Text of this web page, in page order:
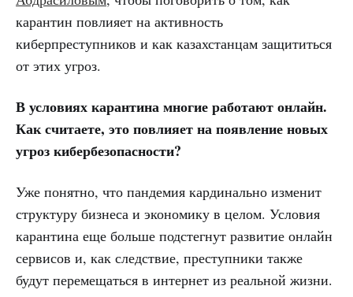
карантин повлияет на активность
киберпреступников и как казахстанцам защититься
от этих угроз.
В условиях карантина многие работают онлайн.
Как считаете, это повлияет на появление новых
угроз кибербезопасности?
Уже понятно, что пандемия кардинально изменит
структуру бизнеса и экономику в целом. Условия
карантина еще больше подстегнут развитие онлайн
сервисов и, как следствие, преступники также
будут перемещаться в интернет из реальной жизни.